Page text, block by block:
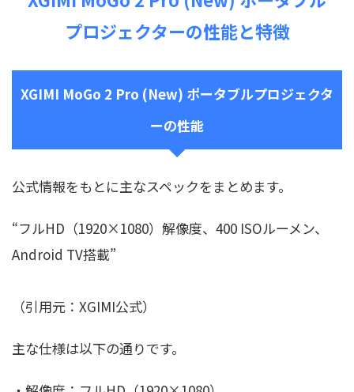
プロジェクターの性能と特徴
XGIMI MoGo 2 Pro (New) ポータブルプロジェクタ
ーの性能
公式情報をもとに主なスペックをまとめます。
“フルHD（1920×1080）解像度、400 ISOルーメン、
Android TV搭載”
（引用元：XGIMI公式）
主な仕様は以下の通りです。